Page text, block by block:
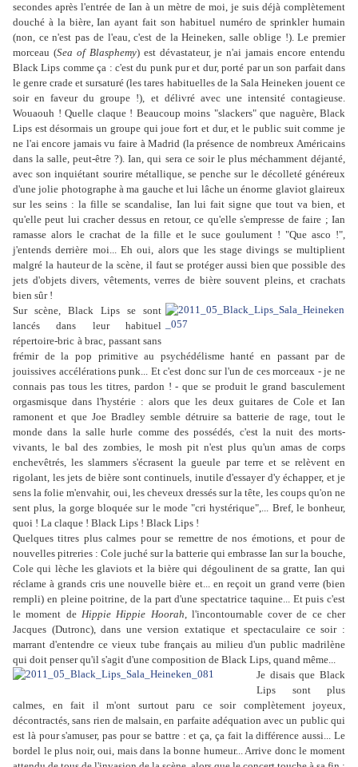
secondes après l'entrée de Ian à un mètre de moi, je suis déjà complètement
douché à la bière, Ian ayant fait son habituel numéro de sprinkler humain
(non, ce n'est pas de l'eau, c'est de la Heineken, salle oblige !). Le premier
morceau (Sea of Blasphemy) est dévastateur, je n'ai jamais encore entendu
Black Lips comme ça : c'est du punk pur et dur, porté par un son parfait dans
le genre crade et sursaturé (les tares habituelles de la Sala Heineken jouent ce
soir en faveur du groupe !), et délivré avec une intensité contagieuse.
Wouaouh ! Quelle claque ! Beaucoup moins "slackers" que naguère, Black
Lips est désormais un groupe qui joue fort et dur, et le public suit comme je
ne l'ai encore jamais vu faire à Madrid (la présence de nombreux Américains
dans la salle, peut-être ?). Ian, qui sera ce soir le plus méchamment déjanté,
avec son inquiétant sourire métallique, se penche sur le décolleté généreux
d'une jolie photographe à ma gauche et lui lâche un énorme glaviot glaireux
sur les seins : la fille se scandalise, Ian lui fait signe que tout va bien, et
qu'elle peut lui cracher dessus en retour, ce qu'elle s'empresse de faire ; Ian
ramasse alors le crachat de la fille et le suce goulument ! "Que asco !",
j'entends derrière moi... Eh oui, alors que les stage divings se multiplient
malgré la hauteur de la scène, il faut se protéger aussi bien que possible des
jets d'objets divers, vêtements, verres de bière souvent pleins, et crachats
bien sûr !
Sur scène, Black Lips se sont
lancés dans leur habituel
répertoire-bric à brac, passant sans
frémir de la pop primitive au psychédélisme hanté en passant par de
jouissives accélérations punk... Et c'est donc sur l'un de ces morceaux - je ne
connais pas tous les titres, pardon ! - que se produit le grand basculement
orgasmisque dans l'hystérie : alors que les deux guitares de Cole et Ian
ramonent et que Joe Bradley semble détruire sa batterie de rage, tout le
monde dans la salle hurle comme des possédés, c'est la nuit des morts-
vivants, le bal des zombies, le mosh pit n'est plus qu'un amas de corps
enchevêtrés, les slammers s'écrasent la gueule par terre et se relèvent en
rigolant, les jets de bière sont continuels, inutile d'essayer d'y échapper, et je
sens la folie m'envahir, oui, les cheveux dressés sur la tête, les coups qu'on ne
sent plus, la gorge bloquée sur le mode "cri hystérique",... Bref, le bonheur,
quoi ! La claque ! Black Lips ! Black Lips !
Quelques titres plus calmes pour se remettre de nos émotions, et pour de
nouvelles pitreries : Cole juché sur la batterie qui embrasse Ian sur la bouche,
Cole qui lèche les glaviots et la bière qui dégoulinent de sa gratte, Ian qui
réclame à grands cris une nouvelle bière et... en reçoit un grand verre (bien
rempli) en pleine poitrine, de la part d'une spectatrice taquine... Et puis c'est
le moment de Hippie Hippie Hoorah, l'incontournable cover de ce cher
Jacques (Dutronc), dans une version extatique et spectaculaire ce soir :
marrant d'entendre ce vieux tube français au milieu d'un public madrilène
qui doit penser qu'il s'agit d'une composition de Black Lips, quand même...
Je disais que Black
Lips sont plus
calmes, en fait il m'ont surtout paru ce soir complètement joyeux,
décontractés, sans rien de malsain, en parfaite adéquation avec un public qui
est là pour s'amuser, pas pour se battre : et ça, ça fait la différence aussi... Le
bordel le plus noir, oui, mais dans la bonne humeur... Arrive donc le moment